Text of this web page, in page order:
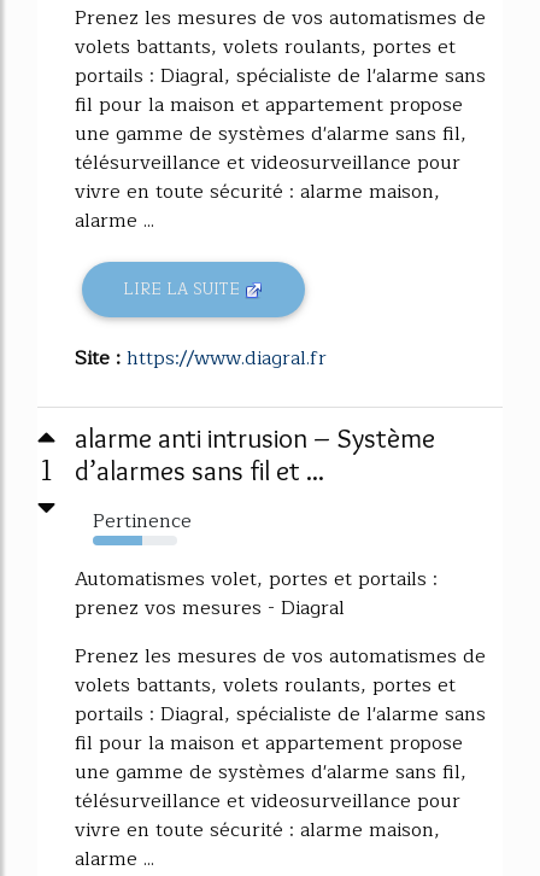
Prenez les mesures de vos automatismes de
volets battants, volets roulants, portes et
portails : Diagral, spécialiste de l'alarme sans
fil pour la maison et appartement propose
une gamme de systèmes d'alarme sans fil,
télésurveillance et videosurveillance pour
vivre en toute sécurité : alarme maison,
alarme ...
LIRE LA SUITE
Site :https://www.diagral.fr
1
alarme anti intrusion – Système
d’alarmes sans fil et ...
Pertinence
58%
Automatismes volet, portes et portails :
prenez vos mesures - Diagral
Prenez les mesures de vos automatismes de
volets battants, volets roulants, portes et
portails : Diagral, spécialiste de l'alarme sans
fil pour la maison et appartement propose
une gamme de systèmes d'alarme sans fil,
télésurveillance et videosurveillance pour
vivre en toute sécurité : alarme maison,
alarme ...